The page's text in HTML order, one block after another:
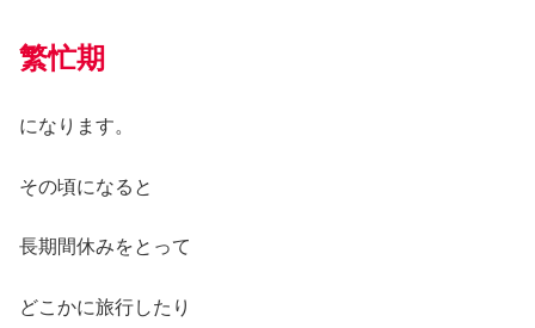
繁忙期
になります。
その頃になると
長期間休みをとって
どこかに旅行したり